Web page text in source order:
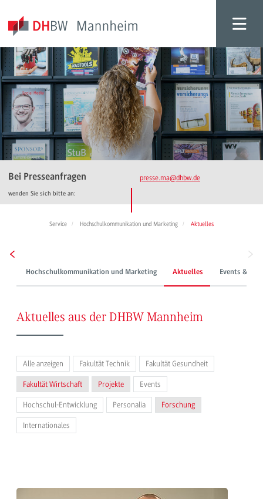
Bei Presseanfragen
wenden Sie sich bitte an:
presse.ma@dhbw.de
Service Hochschulkommunikation und Marketing Aktuelles
Hochschulkommunikation und Marketing Aktuelles Events &
Aktuelles aus der DHBW Mannheim
Alle anzeigen Fakultät Technik Fakultät Gesundheit
Fakultät Wirtschaft Projekte Events
Hochschul-Entwicklung Personalia Forschung
Internationales